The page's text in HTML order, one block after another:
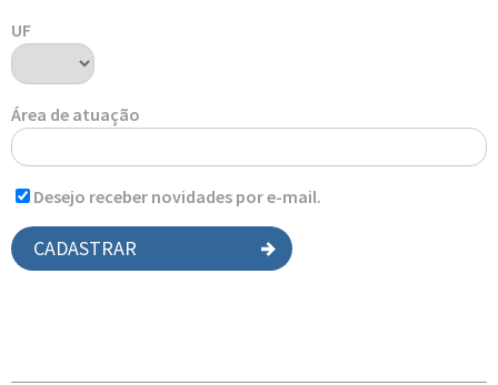
UF
Área de atuação
Desejo receber novidades por e-mail.
CADASTRAR